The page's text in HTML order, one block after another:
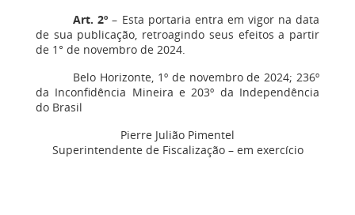
Art. 2º – Esta portaria entra em vigor na data
de sua publicação, retroagindo seus efeitos a partir
de 1° de novembro de 2024.
Belo Horizonte, 1º de novembro de 2024; 236º
da Inconfidência Mineira e 203º da Independência
do Brasil
Pierre Julião Pimentel
Superintendente de Fiscalização – em exercício